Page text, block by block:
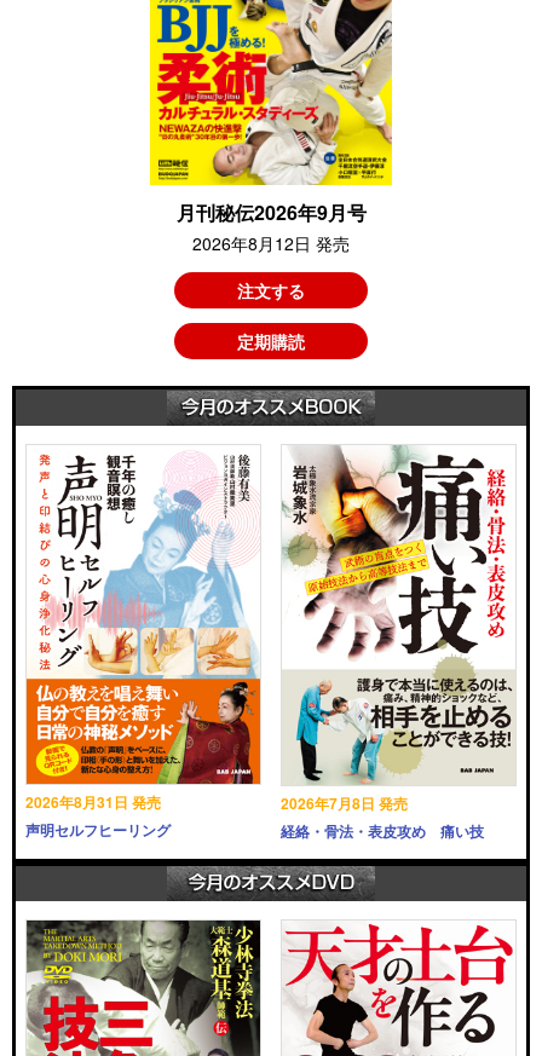
月刊秘伝2026年9月号
2026年8月12日 発売
注文する
定期購読
2026年8月31日 発売
声明セルフヒーリング
2026年7月8日 発売
経絡・骨法・表皮攻め 痛い技